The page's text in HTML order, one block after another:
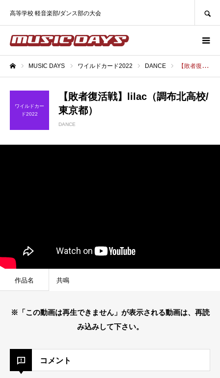
高等学校 軽音楽部/ダンス部の大会
MUSIC DAYS ワイルドカード2022 DANCE 【敗者復活戦】lilac（調布北高校/東京都）
ワイルドカー
ド2022
【敗者復活戦】lilac（調布北高校/
東京都）
DANCE
作品名 共鳴
※「この動画は再生できません」が表示される動画は、再読
み込みして下さい。
コメント